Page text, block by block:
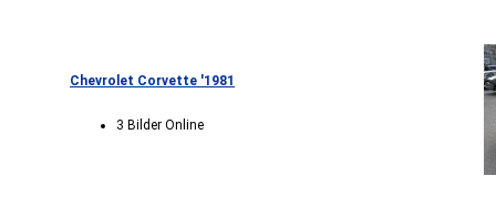
Chevrolet Corvette '1981
3 Bilder Online